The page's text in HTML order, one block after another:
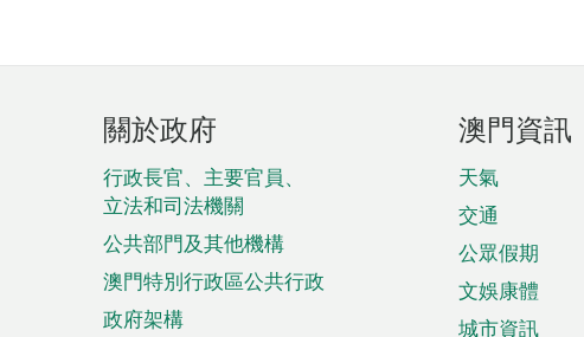
頁
腳
菜
單
關於政府
行政長官、主要官員、
立法和司法機關
公共部門及其他機構
澳門特別行政區公共行政
政府架構
澳門資訊
天氣
交通
公眾假期
文娛康體
城市資訊